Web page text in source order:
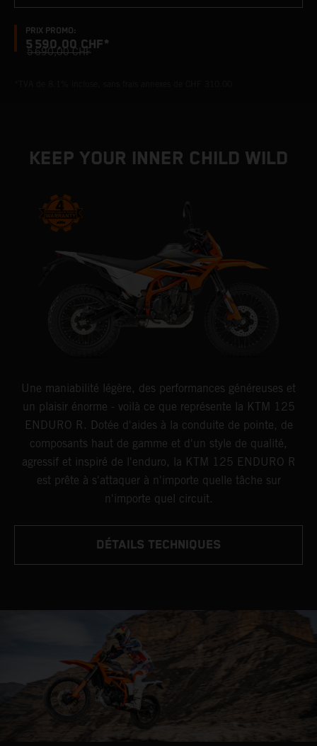
PRIX PROMO:
5 590,00 CHF*
5 690,00 CHF
KEEP YOUR INNER CHILD WILD
Une maniabilité légère, des performances généreuses et
un plaisir énorme - voilà ce que représente la KTM 125
ENDURO R. Dotée d'aides à la conduite de pointe, de
composants haut de gamme et d'un style de qualité,
agressif et inspiré de l'enduro, la KTM 125 ENDURO R
est prête à s'attaquer à n'importe quelle tâche sur
n'importe quel circuit.
DÉTAILS TECHNIQUES